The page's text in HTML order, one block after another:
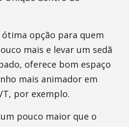
ótima opção para quem
mais e levar um sedã
oferece bom espaço
mais animador em
por exemplo.
um pouco maior que o